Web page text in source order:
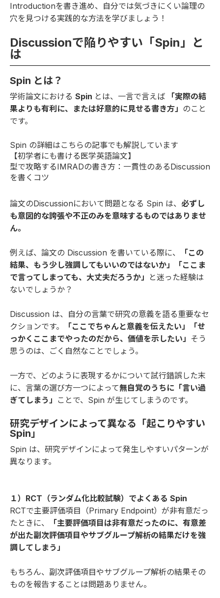
Introductionを書き進め、自分では気づきにくい論理の
穴を見つける実践的な方法を学びましょう！
Discussionで陥りやすい「Spin」と
は
Spin とは？
学術論文における Spin とは、一言で言えば 「実際の結
果よりも有利に、または好意的に見せる書き方」 のこと
です。
Spin の詳細はこちらの記事でも解説しています
【初学者にも書ける医学英語論文】
型で攻略するIMRADの書き方：一貫性のあるDiscussion
を書くコツ
論文のDiscussionにおいて問題となる Spin は、 必ずし
も意図的な誇張や不正のみを意味するものではありませ
ん。
例えば、論文の Discussion を書いている際に、
「この
結果、もう少し強調してもいいのではないか」「ここま
で言ってしまっても、大丈夫だろうか」
と迷った経験は
ないでしょうか？
Discussion は、自分の言葉で研究の意義を語る重要なセ
クションです。
「ここでちゃんと意義を伝えたい」「せ
っかくここまでやったのだから、価値を示したい」 そう
思うのは、ごく自然なことでしょう。
一方で、どのように表現するかについて試行錯誤した末
に、言葉の選び方一つによって無自覚のうちに「言い過
ぎてしまう」
ことで、Spin が生じてしまうのです。
研究デザインによって異なる「起こりやすい
Spin」
Spin は、研究デザインによって発生しやすいパターンが
異なります。
１）RCT（ランダム化比較試験）でよくある Spin
RCTで主要評価項目（Primary Endpoint）が非有意だっ
たときに、
「主要評価項目は非有意だったのに、有意差
が出た副次評価項目やサブグループ解析の結果だけを強
調してしまう」
もちろん、副次評価項目やサブグループ解析の結果その
ものを報告することは問題ありません。